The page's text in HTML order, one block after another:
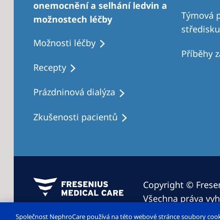
onemocnění a selhání ledvin a
možnostech léčby
Možnosti léčby
Recepty
Prázdninová dialýza
Zkušenosti pacientů
Týmová
středisku
Příběhy
Copyright ©
Všechna práva
Společnost NephroCare používá na této webové stránce soubory